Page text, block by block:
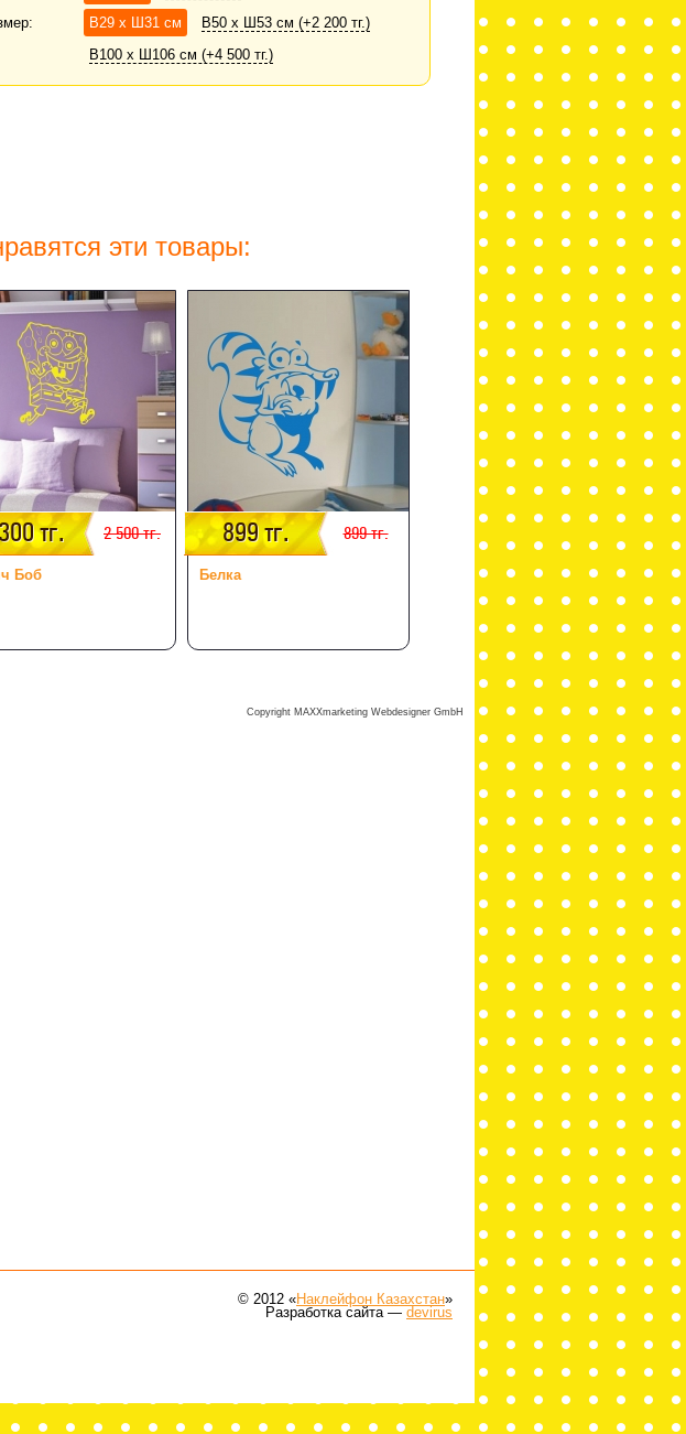
В29 х Ш31 см
В50 х Ш53 см (+2 200 тг.)
В100 х Ш106 см (+4 500 тг.)
эти товары:
тг. 2 500 тг.
Боб
899 тг. 899 тг.
Белка
Copyright MAXXmarketing Webdesigner GmbH
© 2012 «Наклейфон Казахстан»
Разработка сайта —devirus